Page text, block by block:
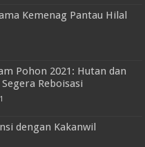
Kemenag Pantau Hilal
Pohon 2021: Hutan dan
Reboisasi
1
dengan Kakanwil